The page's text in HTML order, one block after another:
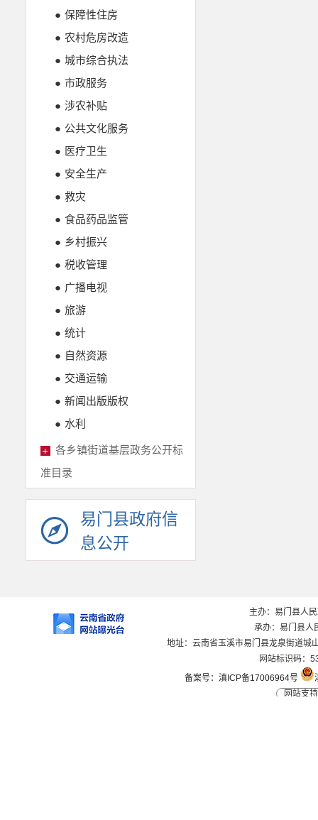
● 保障性住房
● 农村危房改造
● 城市综合执法
● 市政服务
● 涉农补贴
● 公共文化服务
● 医疗卫生
● 安全生产
● 救灾
● 食品药品监管
● 乡村振兴
● 税收管理
● 广播电视
● 旅游
● 统计
● 自然资源
● 交通运输
● 新闻出版版权
● 水利
各乡镇街道基层政务公开标
准目录
易门县政府信
息公开
主办：易门县人
承办：易门县人
地址：云南省玉溪市易门县龙泉街道
网站标识码：
备案号：滇ICP备17006964号
网站支